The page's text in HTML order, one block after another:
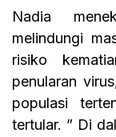
Nadia
melindungi
risiko
penularan
populasi
tertular. ” Di